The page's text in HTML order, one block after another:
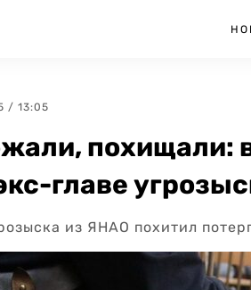
/ 13:05
похищали:
главе
из ЯНАО похитил